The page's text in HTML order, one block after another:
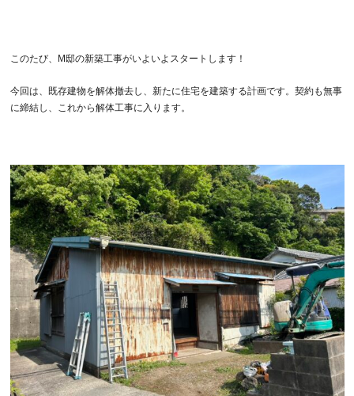
このたび、M邸の新築工事がいよいよスタートします！
今回は、既存建物を解体撤去し、新たに住宅を建築する計画です。契約も無事
に締結し、これから解体工事に入ります。